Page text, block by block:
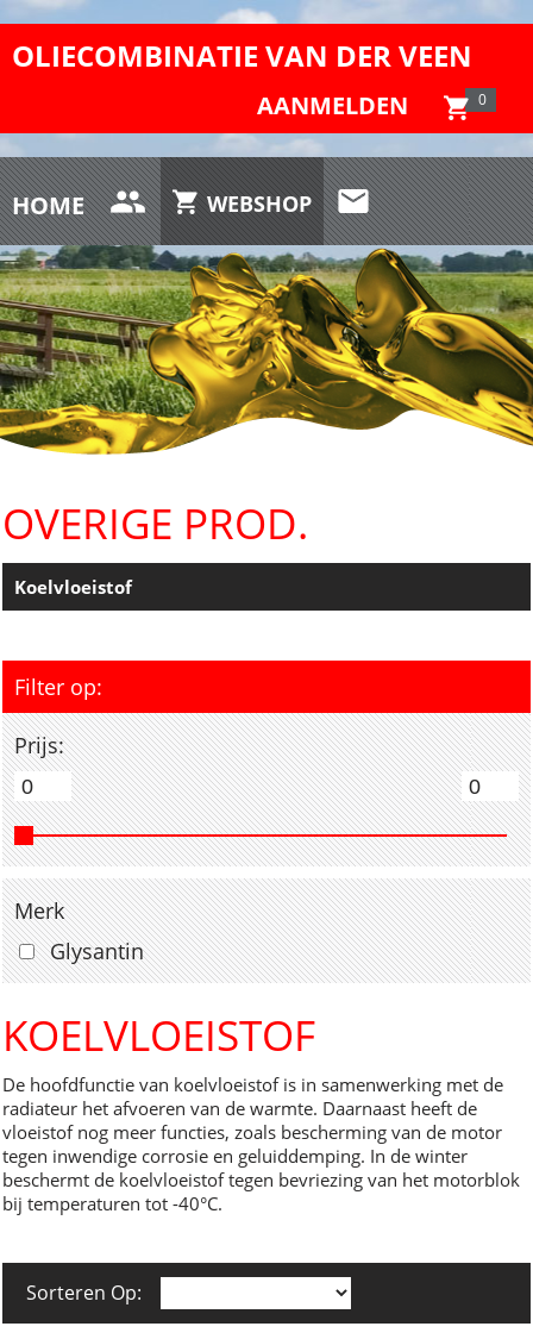
OLIECOMBINATIE VAN DER VEEN
0
AANMELDEN
HOME WEBSHOP
OVERIGE PROD.
Koelvloeistof
Filter op:
Prijs:
Merk
Glysantin
KOELVLOEISTOF
De hoofdfunctie van koelvloeistof is in samenwerking met de
radiateur het afvoeren van de warmte. Daarnaast heeft de
vloeistof nog meer functies, zoals bescherming van de motor
tegen inwendige corrosie en geluiddemping. In de winter
beschermt de koelvloeistof tegen bevriezing van het motorblok
bij temperaturen tot -40°C.
Sorteren Op: